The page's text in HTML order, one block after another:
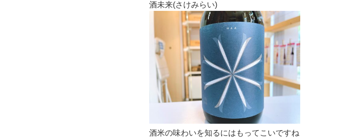
酒未来(さけみらい)
酒米の味わいを知るにはもってこいですね